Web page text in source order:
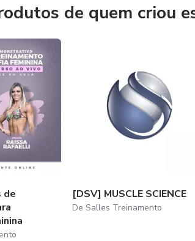
de quem criou
de
[DSV] MUSCLE SCIENCE
De Salles Treinamento